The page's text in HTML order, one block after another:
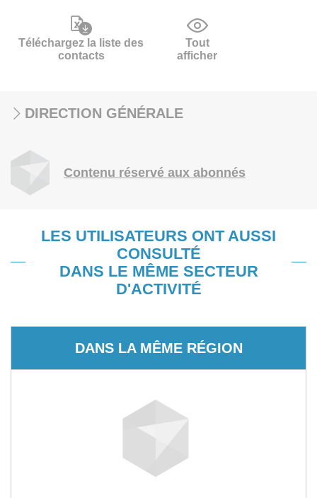
Téléchargez la liste des
contacts
Tout
afficher
DIRECTION GÉNÉRALE
Contenu réservé aux abonnés
LES UTILISATEURS ONT AUSSI
CONSULTÉ
DANS LE MÊME SECTEUR
D'ACTIVITÉ
DANS LA MÊME RÉGION